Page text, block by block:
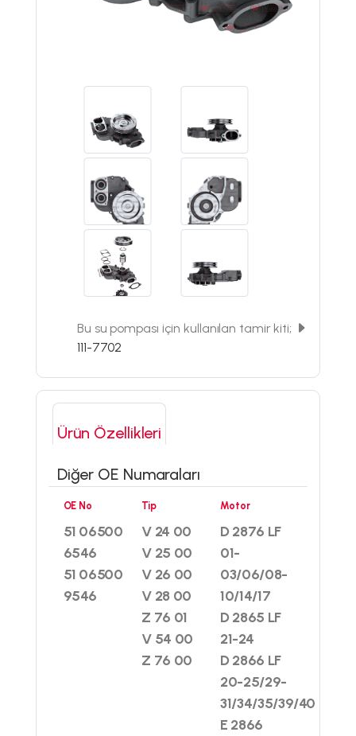
Bu su pompası için kullanılan tamir kiti;
111-7702
Ürün Özellikleri
Diğer OE Numaraları
OE No
51 06500
6546
51 06500
9546
Tip
V 24 00
V 25 00
V 26 00
V 28 00
Z 76 01
V 54 00
Z 76 00
Motor
D 2876 LF
01-
03/06/08-
10/14/17
D 2865 LF
21-24
D 2866 LF
20-25/29-
31/34/35/39/40
E 2866